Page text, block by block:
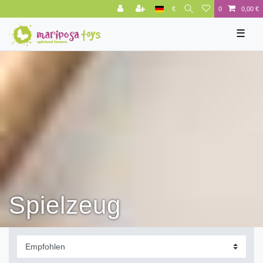
€ 0 0,00 €
☰
Spielzeug